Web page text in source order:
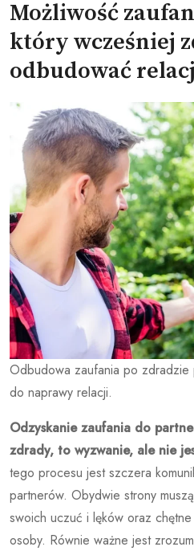
Możliwość
który wcześniej
odbudować
Odbudowa zaufania po zdradzie
do naprawy relacji.
Odzyskanie zaufania do
zdrady, to wyzwanie, ale nie
tego procesu jest szczera
partnerów. Obydwie strony
swoich uczuć i lęków oraz
osoby. Równie ważne jest